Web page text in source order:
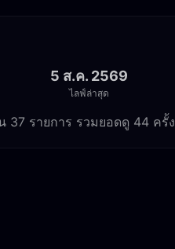
5 ส.ค. 2569
ไลฟ์ล่าสุด
37 รายการ รวมยอดดู 44 ครั้ง